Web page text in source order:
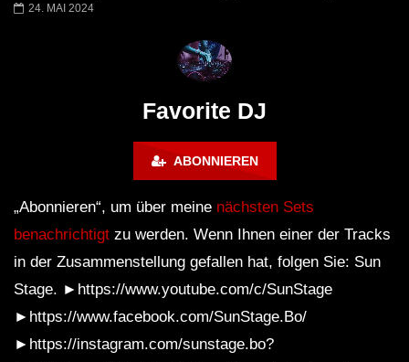
24. MAI 2024
Favorite DJ
ABONNIEREN
„Abonnieren“, um über meine nächsten Sets
benachrichtigt zu werden. Wenn Ihnen einer der Tracks
in der Zusammenstellung gefallen hat, folgen Sie: Sun
Stage. ►https://www.youtube.com/c/SunStage
►https://www.facebook.com/SunStage.Bo/
►https://instagram.com/sunstage.bo?